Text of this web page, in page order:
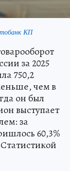
КП
за 2025
750,2
чем в
он был
выступает
за
60,3%